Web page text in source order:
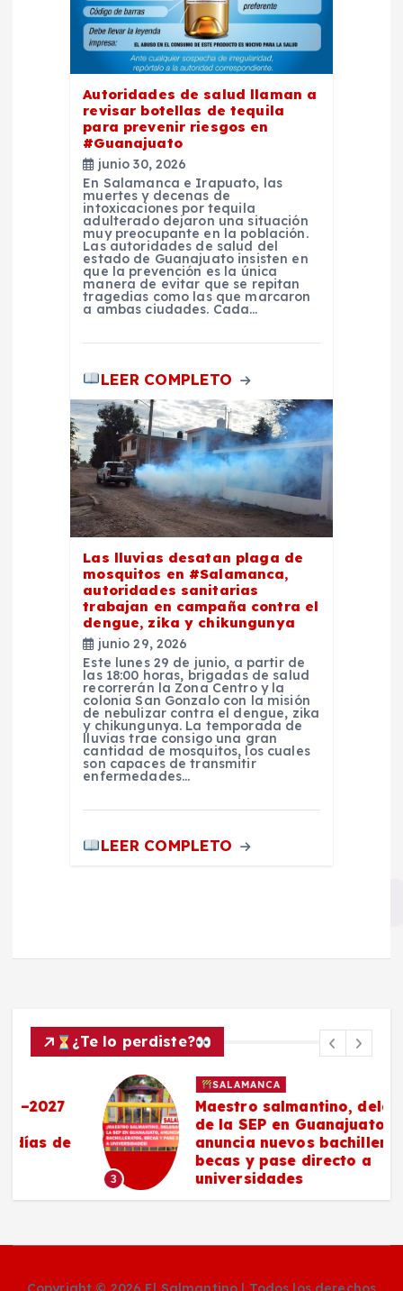
Autoridades de salud llaman a
revisar botellas de tequila
para prevenir riesgos en
#Guanajuato
junio 30, 2026
En Salamanca e Irapuato, las
muertes y decenas de
intoxicaciones por tequila
adulterado dejaron una situación
muy preocupante en la población.
Las autoridades de salud del
estado de Guanajuato insisten en
que la prevención es la única
manera de evitar que se repitan
tragedias como las que marcaron
a ambas ciudades. Cada…
LEER COMPLETO
Las lluvias desatan plaga de
mosquitos en #Salamanca,
autoridades sanitarias
trabajan en campaña contra el
dengue, zika y chikungunya
junio 29, 2026
Este lunes 29 de junio, a partir de
las 18:00 horas, brigadas de salud
recorrerán la Zona Centro y la
colonia San Gonzalo con la misión
de nebulizar contra el dengue, zika
y chikungunya. La temporada de
lluvias trae consigo una gran
cantidad de mosquitos, los cuales
son capaces de transmitir
enfermedades…
LEER COMPLETO
¿Te lo perdiste?
SALAMANCA
Maestro salmantino, delegado
de la SEP en Guanajuato,
anuncia nuevos bachilleratos,
becas y pase directo a
universidades